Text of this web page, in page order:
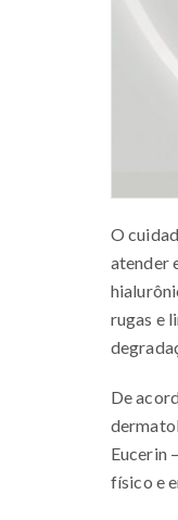
O
atender
rugas e
De
Eucerin
físico e